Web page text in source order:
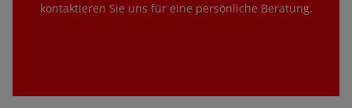
kontaktieren Sie uns für eine persönliche Beratung.